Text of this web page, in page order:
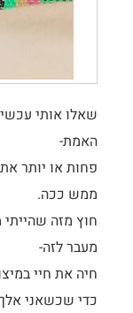
שאלו אותי
האמת-
פחות או יותר
ממש ככה.
חוץ מזה שהייתי
מעבר לזה-
חיה את חיי
כדי שכשאני